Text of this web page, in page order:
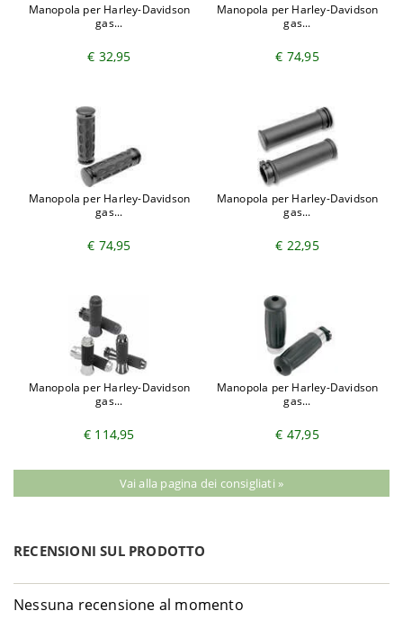
Manopola per Harley-Davidson
gas...
€ 32,95
Manopola per Harley-Davidson
gas...
€ 74,95
Manopola per Harley-Davidson
gas...
€ 74,95
Manopola per Harley-Davidson
gas...
€ 22,95
Manopola per Harley-Davidson
gas...
€ 114,95
Manopola per Harley-Davidson
gas...
€ 47,95
Vai alla pagina dei consigliati »
RECENSIONI SUL PRODOTTO
Nessuna recensione al momento